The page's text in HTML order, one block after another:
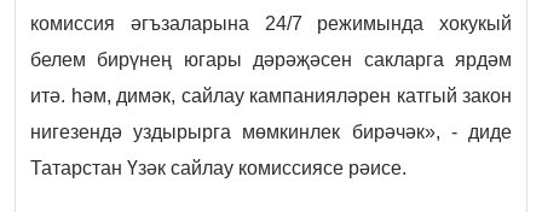
комиссия әгъзаларына 24/7 режимында хокукый
белем бирүнең югары дәрәҗәсен сакларга ярдәм
итә. һәм, димәк, сайлау кампанияләрен катгый закон
нигезендә уздырырга мөмкинлек бирәчәк», - диде
Татарстан Үзәк сайлау комиссиясе рәисе.